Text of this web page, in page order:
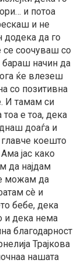
и потоа
и не
да го
се соочуваш со
бараш начин да
ќе влезеш
со позитивна
И тамам си
е тоа, дека
доаѓа и
коешто
јас како
да најдам
можам да
сè и
бебе, дека
и дека нема
благодарност
Трајкова
нашата